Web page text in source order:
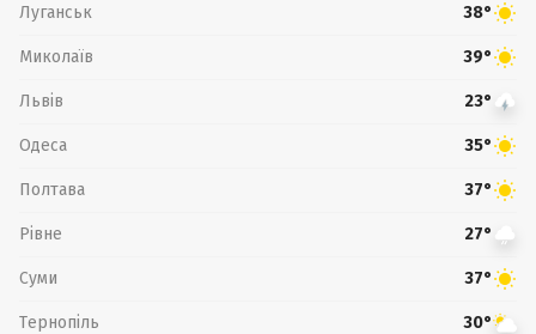
Луганськ 38°
Миколаїв 39°
Львів 23°
Одеса 35°
Полтава 37°
Рівне 27°
Суми 37°
Тернопіль 30°